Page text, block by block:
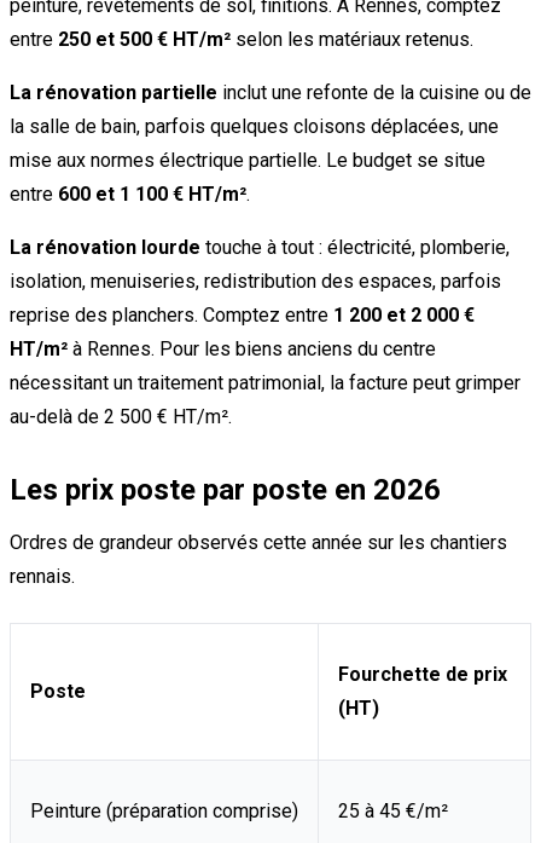
peinture, revêtements de sol, finitions. À Rennes, comptez
entre 250 et 500 € HT/m² selon les matériaux retenus.
La rénovation partielle inclut une refonte de la cuisine ou de
la salle de bain, parfois quelques cloisons déplacées, une
mise aux normes électrique partielle. Le budget se situe
entre 600 et 1 100 € HT/m².
La rénovation lourde touche à tout : électricité, plomberie,
isolation, menuiseries, redistribution des espaces, parfois
reprise des planchers. Comptez entre 1 200 et 2 000 €
HT/m² à Rennes. Pour les biens anciens du centre
nécessitant un traitement patrimonial, la facture peut grimper
au-delà de 2 500 € HT/m².
Les prix poste par poste en 2026
Ordres de grandeur observés cette année sur les chantiers
rennais.
Poste
Fourchette de prix
(HT)
Peinture (préparation comprise) 25 à 45 €/m²